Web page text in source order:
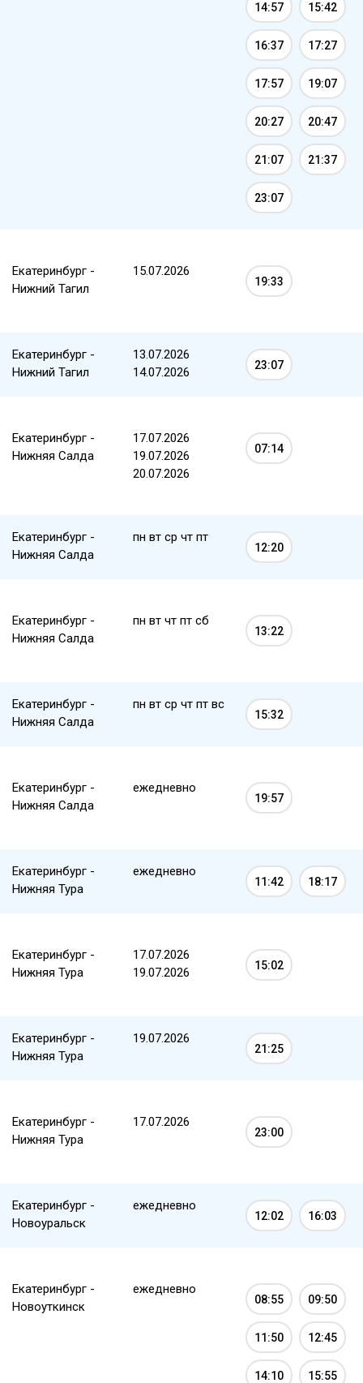
14:57 15:42
16:37 17:27
17:57 19:07
20:27 20:47
21:07 21:37
23:07
Екатеринбург -
Нижний Тагил
15.07.2026
19:33
Екатеринбург -
Нижний Тагил
13.07.2026
14.07.2026
23:07
Екатеринбург -
Нижняя Салда
17.07.2026
19.07.2026
20.07.2026
07:14
Екатеринбург -
Нижняя Салда
пн вт ср чт пт
12:20
Екатеринбург -
Нижняя Салда
пн вт чт пт сб
13:22
Екатеринбург -
Нижняя Салда
пн вт ср чт пт вс
15:32
Екатеринбург -
Нижняя Салда
ежедневно
19:57
Екатеринбург -
Нижняя Тура
ежедневно
11:42 18:17
Екатеринбург -
Нижняя Тура
17.07.2026
19.07.2026
15:02
Екатеринбург -
Нижняя Тура
19.07.2026
21:25
Екатеринбург -
Нижняя Тура
17.07.2026
23:00
Екатеринбург -
Новоуральск
ежедневно
12:02 16:03
Екатеринбург -
Новоуткинск
ежедневно
08:55 09:50
11:50 12:45
14:10 15:55